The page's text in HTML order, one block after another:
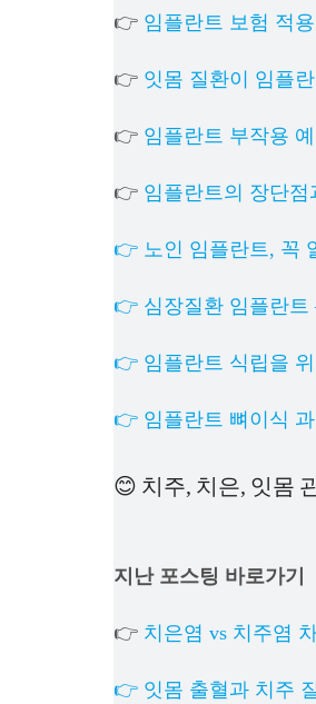
👉 임플란트 보험 적
👉 잇몸 질환이 임플
👉 임플란트 부작용
👉 임플란트의 장단
👉 노인 임플란트, 꼭
👉 심장질환 임플란트
👉 임플란트 식립을
👉 임플란트 뼈이식
😊 치주, 치은, 잇몸
지난 포스팅 바로가기
👉 치은염 vs 치주염
👉 잇몸 출혈과 치주